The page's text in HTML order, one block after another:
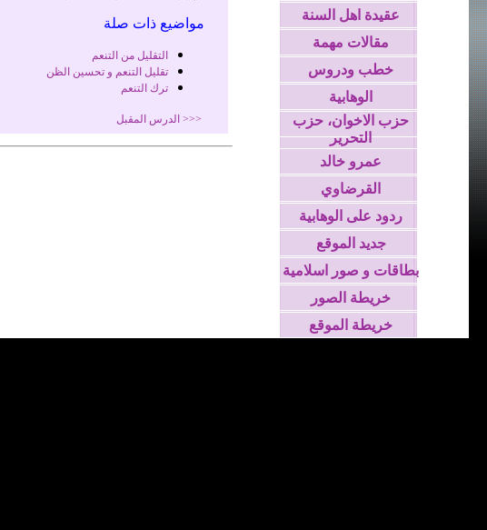
مواضيع ذات صلة
التقليل من التنعم
تقليل التنعم و تحسين الظن
ترك التنعم
<<< الدرس المقبل
عقيدة اهل السنة
مقالات مهمة
خطب ودروس
الوهابية
حزب الاخوان، حزب
التحرير
عمرو خالد
القرضاوي
ردود على الوهابية
جديد الموقع
بطاقات و صور اسلامية
خريطة الصور
خريطة الموقع